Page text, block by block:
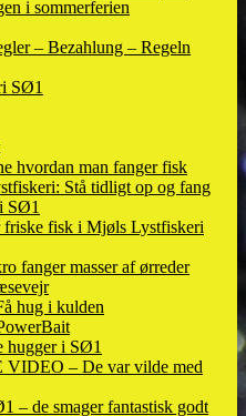
i sommerferien
– Bezahlung – Regeln
SØ1
hvordan man fanger fisk
Stå tidligt op og fang
SØ1
friske fisk i Mjøls Lystfiskeri
fanger masser af ørreder
hug i kulden
hugger i SØ1
VIDEO – De var vilde med
– de smager fantastisk godt